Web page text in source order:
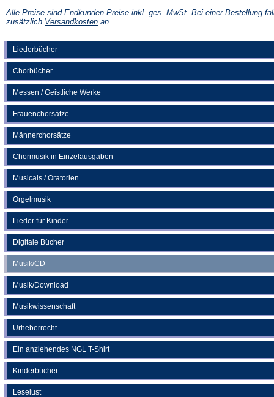
Liederbücher
Chorbücher
Messen / Geistliche Werke
Frauenchorsätze
Männerchorsätze
Chormusik in Einzelausgaben
Musicals / Oratorien
Orgelmusik
Lieder für Kinder
Digitale Bücher
Musik/CD
Musik/Download
Musikwissenschaft
Urheberrecht
Ein anziehendes NGL T-Shirt
Kinderbücher
Leselust
einem
neuen
Alle Preise sind Endkunden-Preise inkl. ges. MwSt. Bei einer Bestellung
zusätzlich Versandkosten(Öffnet
an.